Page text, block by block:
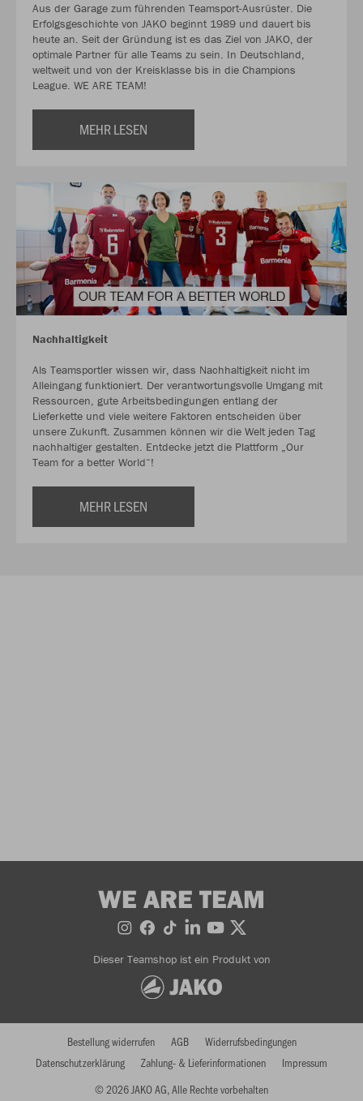
Aus der Garage zum führenden Teamsport-Ausrüster. Die
Erfolgsgeschichte von JAKO beginnt 1989 und dauert bis
heute an. Seit der Gründung ist es das Ziel von JAKO, der
optimale Partner für alle Teams zu sein. In Deutschland,
weltweit und von der Kreisklasse bis in die Champions
League. WE ARE TEAM!
MEHR LESEN
Nachhaltigkeit
Als Teamsportler wissen wir, dass Nachhaltigkeit nicht im
Alleingang funktioniert. Der verantwortungsvolle Umgang mit
Ressourcen, gute Arbeitsbedingungen entlang der
Lieferkette und viele weitere Faktoren entscheiden über
unsere Zukunft. Zusammen können wir die Welt jeden Tag
nachhaltiger gestalten. Entdecke jetzt die Plattform „Our
Team for a better World“!
MEHR LESEN
WE ARE TEAM
Dieser Teamshop ist ein Produkt von
© 2026 JAKO AG, Alle Rechte vorbehalten
Bestellung widerrufen AGB
Widerrufsbedingungen
Datenschutzerklärung
Zahlung- & Lieferinformationen Impressum